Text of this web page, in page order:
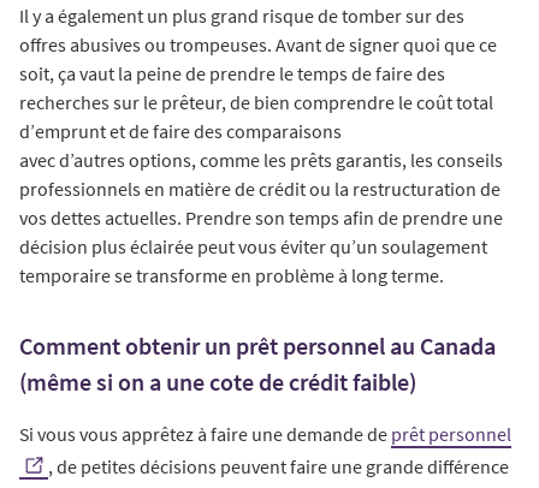
Il y a également un plus grand risque de tomber sur des
offres abusives ou trompeuses. Avant de signer quoi que ce
soit, ça vaut la peine de prendre le temps de faire des
recherches sur le prêteur, de bien comprendre le coût total
d’emprunt et de faire des comparaisons
avec d’autres options, comme les prêts garantis, les conseils
professionnels en matière de crédit ou la restructuration de
vos dettes actuelles. Prendre son temps afin de prendre une
décision plus éclairée peut vous éviter qu’un soulagement
temporaire se transforme en problème à long terme.
Comment obtenir un prêt personnel au Canada
(même si on a une cote de crédit faible)
Si vous vous apprêtez à faire une demande de prêt personnel
, de petites décisions peuvent faire une grande différence